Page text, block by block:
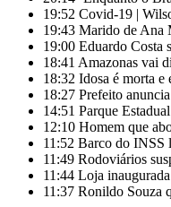
19:52 Covid-19 |
19:43 Marido de Ana
19:00 Eduardo Costa
18:41 Amazonas vai
18:32 Idosa é morta e
18:27 Prefeito
14:51 Parque
12:10 Homem que
11:52 Barco do INSS
11:49 Rodoviários
11:44 Loja
11:37 Ronildo Souza